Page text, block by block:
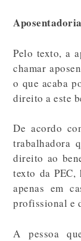
Pelo texto, a
chamar
o que acaba
direito a este
De acordo
trabalhadora
direito ao
texto da PEC,
apenas em
profissional e
A pessoa